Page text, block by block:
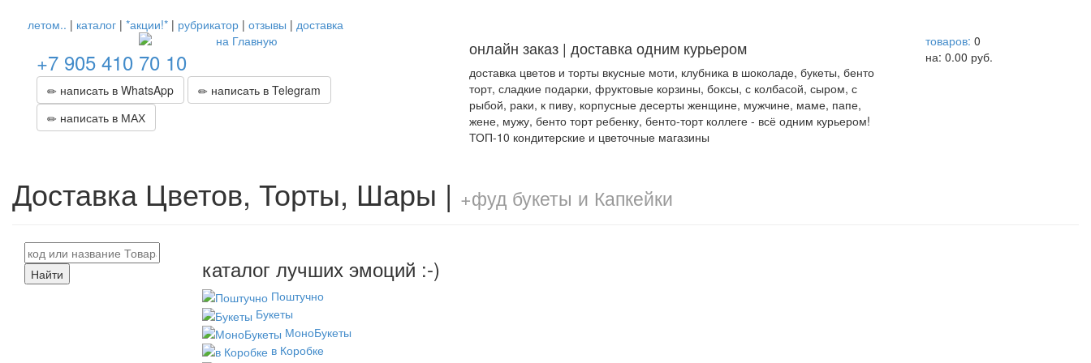
летом.. | каталог | *акции!* | рубрикатор | отзывы | доставка
+7 905 410 70 10
написать в WhatsApp
написать в Telegram
написать в МАХ
онлайн заказ | доставка одним курьером
доставка цветов и торты вкусные моти, клубника в шоколаде, букеты, бенто
торт, сладкие подарки, фруктовые корзины, боксы, с колбасой, сыром, с
рыбой, раки, к пиву, корпусные десерты женщине, мужчине, маме, папе,
жене, мужу, бенто торт ребенку, бенто-торт коллеге - всё одним курьером!
ТОП-10 кондитерские и цветочные магазины
товаров: 0
на: 0.00 руб.
Доставка Цветов, Торты, Шары | +фуд букеты и Капкейки
Найти каталог лучших эмоций :-)
Поштучно
Букеты
МоноБукеты
в Коробке